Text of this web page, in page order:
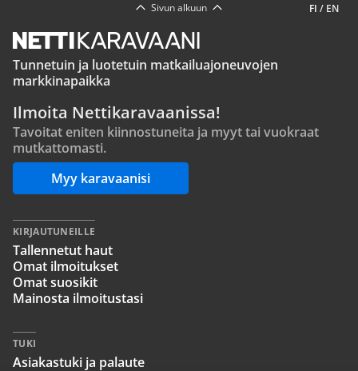
FI / EN
Sivun alkuun
Tunnetuin ja luotetuin matkailuajoneuvojen
markkinapaikka
Ilmoita Nettikaravaanissa!
Tavoitat eniten kiinnostuneita ja myyt tai vuokraat
mutkattomasti.
Myy karavaanisi
KIRJAUTUNEILLE
Tallennetut haut
Omat ilmoitukset
Omat suosikit
Mainosta ilmoitustasi
TUKI
Asiakastuki ja palaute